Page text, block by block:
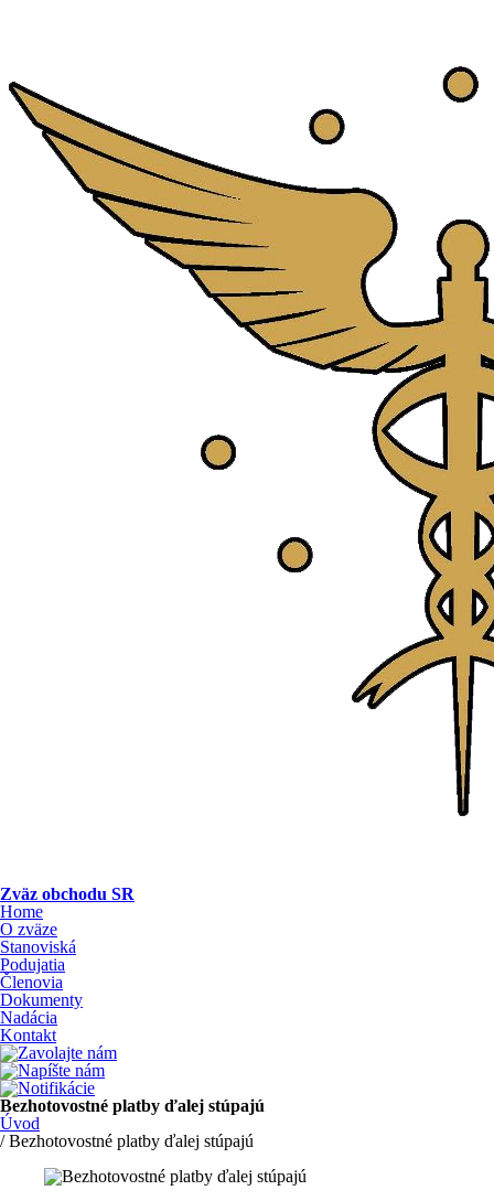
Zväz obchodu SR
Home
O zväze
Stanoviská
Podujatia
Členovia
Dokumenty
Nadácia
Kontakt
Bezhotovostné platby ďalej stúpajú
Úvod
/ Bezhotovostné platby ďalej stúpajú